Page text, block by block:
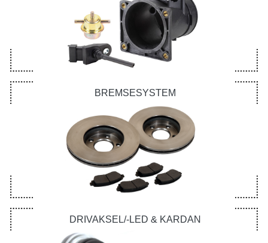
BREMSESYSTEM
DRIVAKSEL/-LED & KARDAN